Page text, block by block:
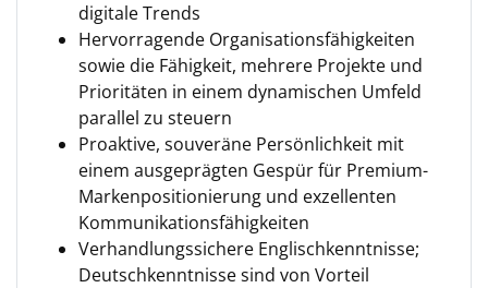
digitale Trends
Hervorragende Organisationsfähigkeiten
sowie die Fähigkeit, mehrere Projekte und
Prioritäten in einem dynamischen Umfeld
parallel zu steuern
Proaktive, souveräne Persönlichkeit mit
einem ausgeprägten Gespür für Premium-
Markenpositionierung und exzellenten
Kommunikationsfähigkeiten
Verhandlungssichere Englischkenntnisse;
Deutschkenntnisse sind von Vorteil